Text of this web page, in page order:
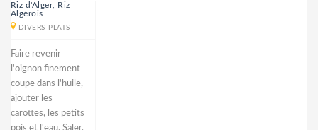
Riz d'Alger, Riz
Algérois
DIVERS-PLATS
Faire revenir
l'oignon finement
coupe dans l'huile,
ajouter les
carottes, les petits